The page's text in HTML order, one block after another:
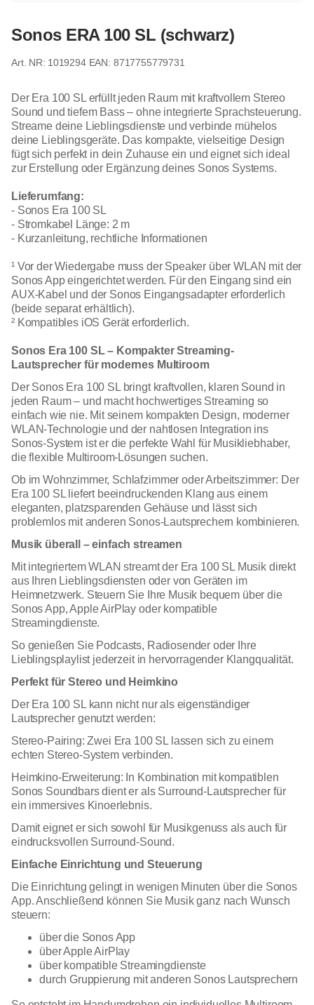
Sonos ERA 100 SL (schwarz)
1019294 EAN: 8717755779731
Der Era 100 SL erfüllt jeden Raum mit kraftvollem Stereo
Sound und tiefem Bass – ohne integrierte Sprachsteuerung.
Streame deine Lieblingsdienste und verbinde mühelos
deine Lieblingsgeräte. Das kompakte, vielseitige Design
fügt sich perfekt in dein Zuhause ein und eignet sich ideal
zur Erstellung oder Ergänzung deines Sonos Systems.
Lieferumfang:
- Sonos Era 100 SL
- Stromkabel Länge: 2 m
- Kurzanleitung, rechtliche Informationen
¹ Vor der Wiedergabe muss der Speaker über WLAN mit der
Sonos App eingerichtet werden. Für den Eingang sind ein
AUX-Kabel und der Sonos Eingangsadapter erforderlich
(beide separat erhältlich).
² Kompatibles iOS Gerät erforderlich.
Sonos Era 100 SL – Kompakter Streaming-
Lautsprecher für modernes Multiroom
Der Sonos Era 100 SL bringt kraftvollen, klaren Sound in
jeden Raum – und macht hochwertiges Streaming so
einfach wie nie. Mit seinem kompakten Design, moderner
WLAN-Technologie und der nahtlosen Integration ins
Sonos-System ist er die perfekte Wahl für Musikliebhaber,
die flexible Multiroom-Lösungen suchen.
Ob im Wohnzimmer, Schlafzimmer oder Arbeitszimmer: Der
Era 100 SL liefert beeindruckenden Klang aus einem
eleganten, platzsparenden Gehäuse und lässt sich
problemlos mit anderen Sonos-Lautsprechern kombinieren.
Musik überall – einfach streamen
Mit integriertem WLAN streamt der Era 100 SL Musik direkt
aus Ihren Lieblingsdiensten oder von Geräten im
Heimnetzwerk. Steuern Sie Ihre Musik bequem über die
Sonos App, Apple AirPlay oder kompatible
Streamingdienste.
So genießen Sie Podcasts, Radiosender oder Ihre
Lieblingsplaylist jederzeit in hervorragender Klangqualität.
Perfekt für Stereo und Heimkino
Der Era 100 SL kann nicht nur als eigenständiger
Lautsprecher genutzt werden:
Stereo-Pairing: Zwei Era 100 SL lassen sich zu einem
echten Stereo-System verbinden.
Heimkino-Erweiterung: In Kombination mit kompatiblen
Sonos Soundbars dient er als Surround-Lautsprecher für
ein immersives Kinoerlebnis.
Damit eignet er sich sowohl für Musikgenuss als auch für
eindrucksvollen Surround-Sound.
Einfache Einrichtung und Steuerung
Die Einrichtung gelingt in wenigen Minuten über die Sonos
App. Anschließend können Sie Musik ganz nach Wunsch
steuern:
über die Sonos App
über Apple AirPlay
über kompatible Streamingdienste
durch Gruppierung mit anderen Sonos Lautsprechern